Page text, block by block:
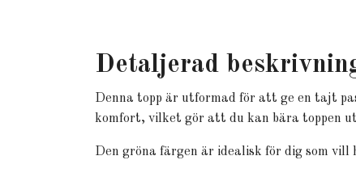
Detaljerad
Denna topp är utformad för att ge en tajt
komfort, vilket gör att du kan bära toppen
Den gröna färgen är idealisk för dig som vill